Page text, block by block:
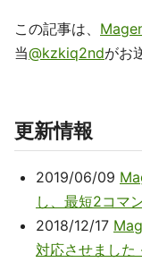
この記事は、
当@kzkiq2ndがお
更新情報
2019/06/09
し、最短2コマ
2018/12/17
対応させました